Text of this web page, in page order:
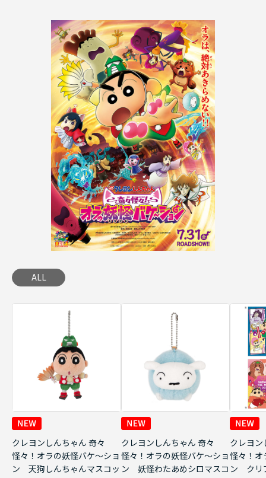
ALL
クレヨンしんちゃん 奇々
怪々！オラの妖怪バケ～ショ
ン 天狗しんちゃんマスコッ
クレヨンしんちゃん 奇々
怪々！オラの妖怪バケ～ショ
ン 妖怪わたあめシロマスコ
クレヨン
怪々！オ
ン クリ